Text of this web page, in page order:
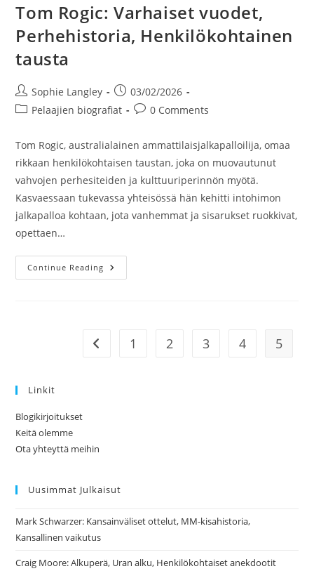
Tom Rogic: Varhaiset vuodet,
Perhehistoria, Henkilökohtainen
tausta
Post
author:
Sophie Langley
Post
published:
03/02/2026
PostPelaajien biografiat
Post0 Comments
Tom Rogic, australialainen ammattilaisjalkapalloilija, omaa
rikkaan henkilökohtaisen taustan, joka on muovautunut
vahvojen perhesiteiden ja kulttuuriperinnön myötä.
Kasvaessaan tukevassa yhteisössä hän kehitti intohimon
jalkapalloa kohtaan, jota vanhemmat ja sisarukset ruokkivat,
opettaen…
Continue Reading Tom
Rogic:
Go to the previous page
1 2 3 4 5
Linkit
Blogikirjoitukset
Keitä olemme
Ota yhteyttä meihin
Uusimmat Julkaisut
Mark Schwarzer: Kansainväliset ottelut, MM-kisahistoria,
Kansallinen vaikutus
Craig Moore: Alkuperä, Uran alku, Henkilökohtaiset anekdootit